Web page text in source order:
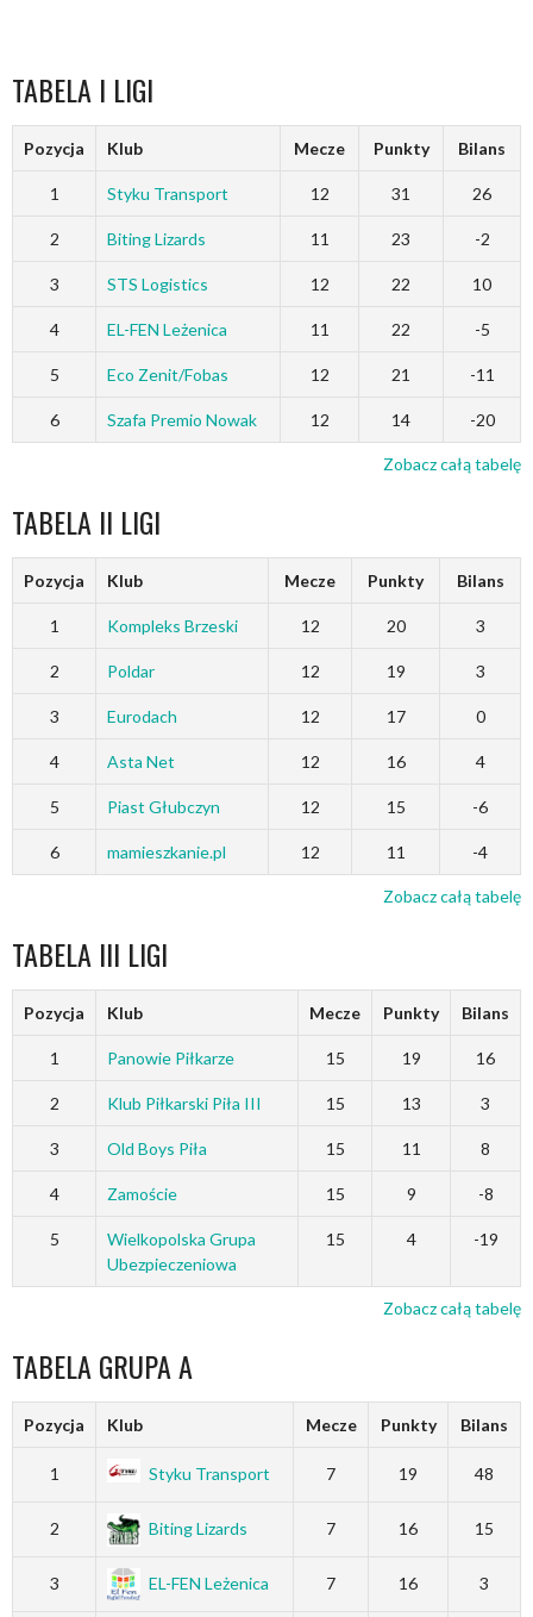
TABELA I LIGI
Pozycja Klub Mecze Punkty Bilans
1 Styku Transport 12 31 26
2 Biting Lizards 11 23 -2
3 STS Logistics 12 22 10
4 EL-FEN Leżenica 11 22 -5
5 Eco Zenit/Fobas 12 21 -11
6 Szafa Premio Nowak 12 14 -20
Zobacz całą tabelę
TABELA II LIGI
Pozycja Klub Mecze Punkty Bilans
1 Kompleks Brzeski 12 20 3
2 Poldar 12 19 3
3 Eurodach 12 17 0
4 Asta Net 12 16 4
5 Piast Głubczyn 12 15 -6
6 mamieszkanie.pl 12 11 -4
Zobacz całą tabelę
TABELA III LIGI
Pozycja Klub Mecze Punkty Bilans
1 Panowie Piłkarze 15 19 16
2 Klub Piłkarski Piła III 15 13 3
3 Old Boys Piła 15 11 8
4 Zamoście 15 9 -8
5
Wielkopolska Grupa
Ubezpieczeniowa
15 4 -19
Zobacz całą tabelę
TABELA GRUPA A
Pozycja Klub Mecze Punkty Bilans
1 Styku Transport 7 19 48
2 Biting Lizards 7 16 15
3 EL-FEN Leżenica 7 16 3